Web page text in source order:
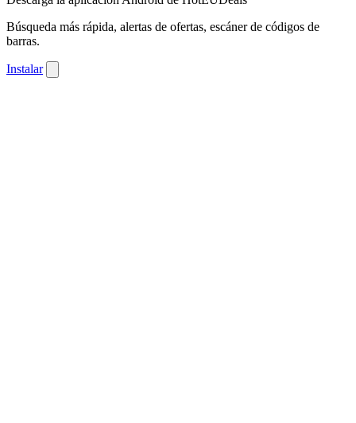
Búsqueda más rápida, alertas de ofertas, escáner de códigos de
barras.
Instalar